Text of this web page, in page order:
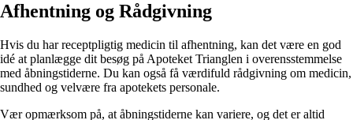
Afhentning og Rådgivning
Hvis du har receptpligtig medicin til afhentning, kan det være en god
idé at planlægge dit besøg på Apoteket Trianglen i overensstemmelse
med åbningstiderne. Du kan også få værdifuld rådgivning om medicin,
sundhed og velvære fra apotekets personale.
Vær opmærksom på, at åbningstiderne kan variere, og det er altid